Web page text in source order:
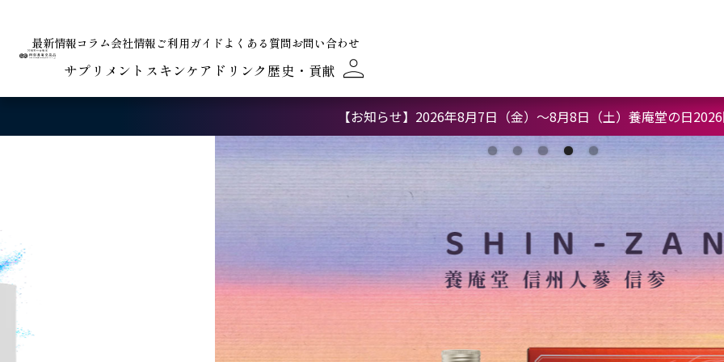
最新情報コラム会社情報 ご利用ガイド よくある質問お問い合わせ
サプリメント スキンケア ドリンク 歴史・貢献
【お知らせ】2026年8月7日（金）〜8月8日（土）養庵堂の日